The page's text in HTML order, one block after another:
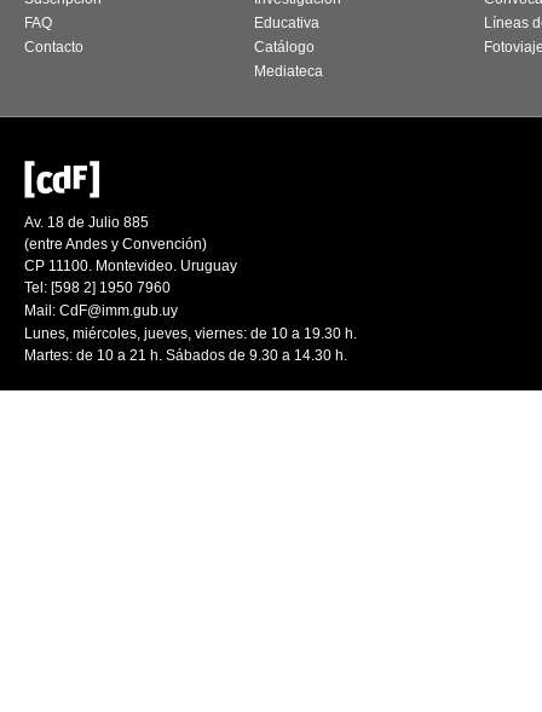
FAQ
Contacto
Educativa
Catálogo
Mediateca
Líneas
Av. 18 de Julio 885
(entre Andes y Convención)
CP 11100. Montevideo. Uruguay
Tel: [598 2] 1950 7960
Mail: CdF@imm.gub.uy
Lunes, miércoles, jueves, viernes: de 10 a 19.30 h.
Martes: de 10 a 21 h. Sábados de 9.30 a 14.30 h.